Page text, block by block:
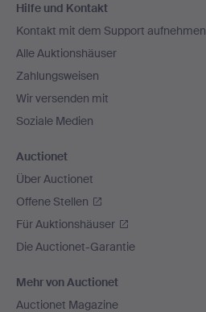
Navigation
Hilfe und Kontakt
Kontakt mit dem Support aufnehmen
Alle Auktionshäuser
Zahlungsweisen
Wir versenden mit
Soziale Medien
Auctionet
Über Auctionet
Offene Stellen
Für Auktionshäuser
Die Auctionet-Garantie
Mehr von Auctionet
Auctionet Magazine